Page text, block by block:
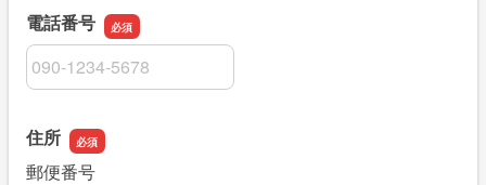
電話番号
電話番号
住所
郵便番号